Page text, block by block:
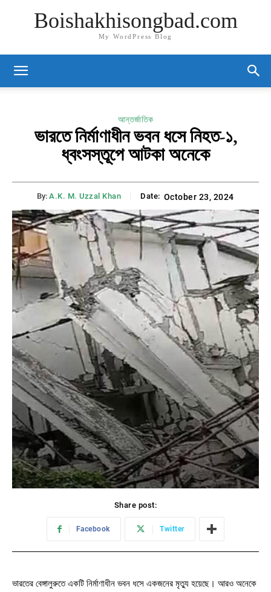
Boishakhisongbad.com
My WordPress Blog
আন্তর্জাতিক
ভারতে নির্মাণাধীন ভবন ধসে নিহত-১,
ধ্বংসস্তূপে আটকা অনেকে
By: A.K. M. Uzzal Khan Date: October 23, 2024
Share post:
Facebook Twitter
ভারতের বেঙ্গালুরুতে একটি নির্মাণাধীন ভবন ধসে একজনের মৃত্যু হয়েছে। আরও অনেকে